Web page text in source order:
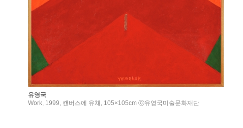
유영국
Work, 1999, 캔버스에 유채, 105×105cm ⓒ유영국미술문화재단